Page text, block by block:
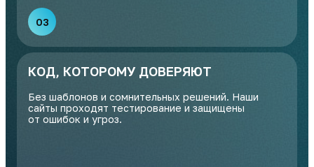
03
КОД, КОТОРОМУ ДОВЕРЯЮТ
Без шаблонов и сомнительных решений. Наши
сайты проходят тестирование и защищены
от ошибок и угроз.